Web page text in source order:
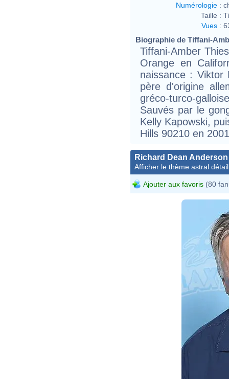
Numérologie :
Taille :
Vues :
Biographie de Tiffani-
Tiffani-Amber
Orange en
naissance : Viktor
père d'origine
gréco-turco-
Sauvés par le
Kelly Kapowski,
Hills 90210 en
Richard Dean Anderson
Afficher le thème astral
Ajouter aux favoris (80